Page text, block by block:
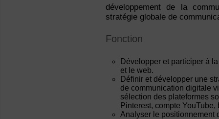
développement de la
stratégie globale de
Fonction
Développer et participer à
et le web.
Définir et développer une
de communication digitale
sélection des plateformes
Pinterest, compte
Analyser le positionnement